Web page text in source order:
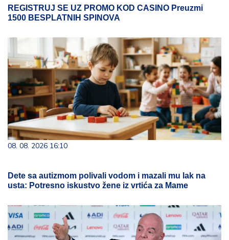
REGISTRUJ SE UZ PROMO KOD CASINO Preuzmi
1500 BESPLATNIH SPINOVA
08. 08. 2026 16:10
Dete sa autizmom polivali vodom i mazali mu lak na
usta: Potresno iskustvo žene iz vrtića za Mame